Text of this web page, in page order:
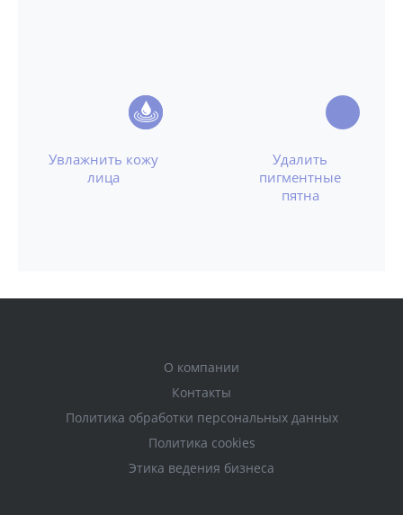
Увлажнить кожу
лица
Удалить
пигментные
пятна
О компании
Контакты
Политика обработки персональных данных
Политика cookies
Этика ведения бизнеса